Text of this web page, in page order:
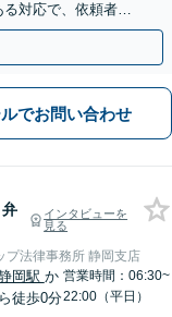
対応で、依頼者さ
】
ルでお問い合わせ
弁
インタビューを
見る
プ法律事務所 静岡支店
岡駅 か
ら徒歩0分
営業時間：06:30~
22:00（平日）